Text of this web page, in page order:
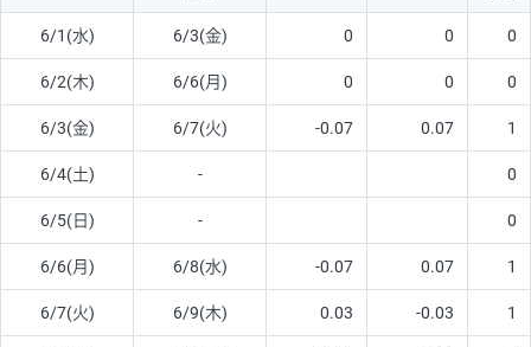
6/1(水) 6/3(金) 0 0 0
6/2(木) 6/6(月) 0 0 0
6/3(金) 6/7(火) -0.07 0.07 1
6/4(土) - 0
6/5(日) - 0
6/6(月) 6/8(水) -0.07 0.07 1
6/7(火) 6/9(木) 0.03 -0.03 1